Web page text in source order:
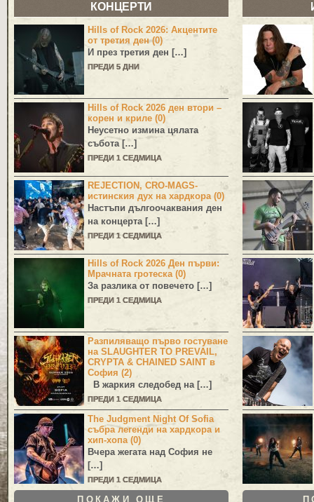
КОНЦЕРТИ
Hills of Rock 2026: Акцентите
от третия ден (0)
И през третия ден […]
ПРЕДИ 5 ДНИ
Hills of Rock 2026 ден втори –
корен и криле (0)
Неусетно измина цялата
събота […]
ПРЕДИ 1 СЕДМИЦА
REJECTION, CRO-MAGS-
истинския дух на хардкора (0)
Настъпи дългоочаквания ден
на концерта […]
ПРЕДИ 1 СЕДМИЦА
Hills of Rock 2026 Ден първи:
Мрачната гротеска (0)
За разлика от повечето […]
ПРЕДИ 1 СЕДМИЦА
Разпиляващо първо гостуване
на SLAUGHTER TO PREVAIL,
CRYPTA & CHAINED SAINT в
София (2)
В жаркия следобед на […]
ПРЕДИ 1 СЕДМИЦА
The Judgment Night Of Sofia
събра легенди на хардкора и
хип-хопа (0)
Вчера жегата над София не
[…]
ПРЕДИ 1 СЕДМИЦА
ПОКАЖИ ОЩЕ